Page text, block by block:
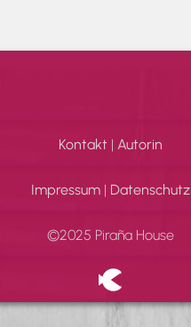
Kontakt | Autorin
Impressum| Datenschutz
©2025 Piraña House